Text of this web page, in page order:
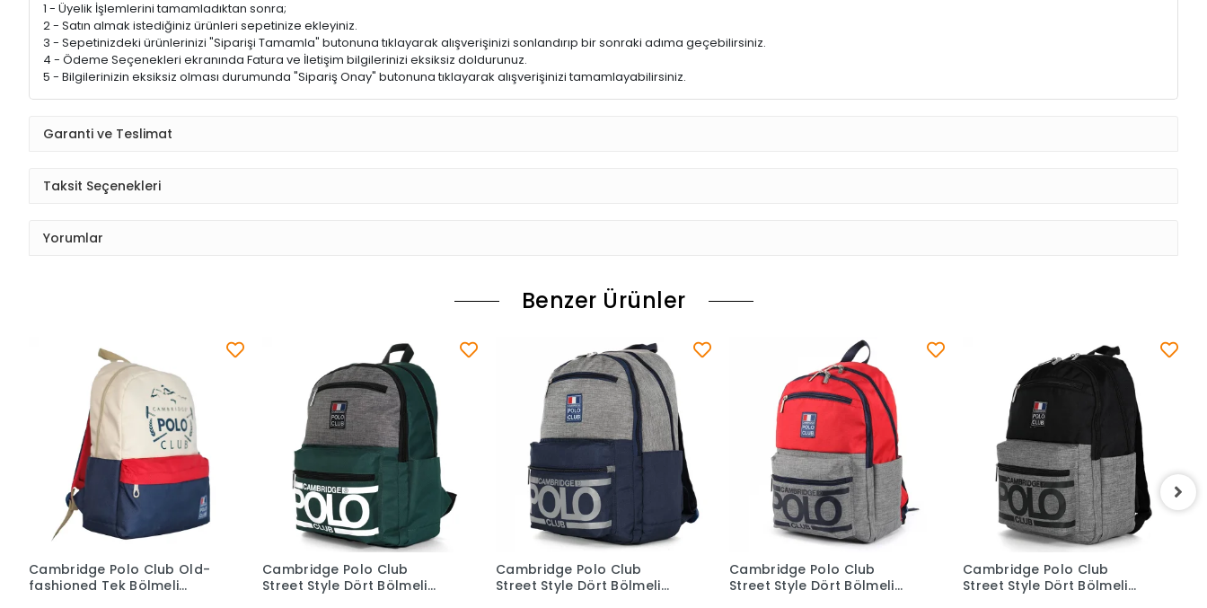
1 - Üyelik İşlemlerini tamamladıktan sonra;
2 - Satın almak istediğiniz ürünleri sepetinize ekleyiniz.
3 - Sepetinizdeki ürünlerinizi "Siparişi Tamamla" butonuna tıklayarak alışverişinizi sonlandırıp bir sonraki adıma geçebilirsiniz.
4 - Ödeme Seçenekleri ekranında Fatura ve İletişim bilgilerinizi eksiksiz doldurunuz.
5 - Bilgilerinizin eksiksiz olması durumunda "Sipariş Onay" butonuna tıklayarak alışverişinizi tamamlayabilirsiniz.
Garanti ve Teslimat
Taksit Seçenekleri
Yorumlar
Benzer Ürünler
Sepete Ekle
Cambridge Polo Club Old-
fashioned Tek Bölmeli
Sepete Ekle
Cambridge Polo Club
Street Style Dört Bölmeli
Sepete Ekle
Cambridge Polo Club
Street Style Dört Bölmeli
Sepete Ekle
Cambridge Polo Club
Street Style Dört Bölmeli
Sepete Ekle
Cambridge Polo Club
Street Style Dört Bölmeli